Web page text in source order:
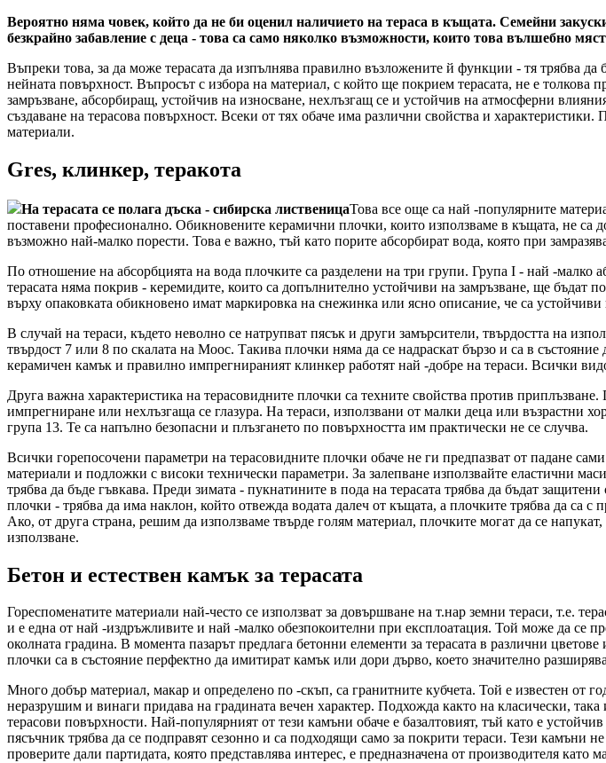
Вероятно няма човек, който да не би оценил наличието на тераса в къщата. Семейни
безкрайно забавление с деца - това са само няколко възможности, които това вълшебно
Въпреки това, за да може терасата да изпълнява правилно възложените й функции - тя трябва
нейната повърхност. Въпросът с избора на материал, с който ще покрием терасата, не е толкова
замръзване, абсорбиращ, устойчив на износване, нехлъзгащ се и устойчив на атмосферни
създаване на терасова повърхност. Всеки от тях обаче има различни свойства и
материали.
Gres, клинкер, теракота
На терасата се полага дъска - сибирска лиственицаТова все още са най -популярните
поставени професионално. Обикновените керамични плочки, които използваме в къщата, не са
възможно най-малко порести. Това е важно, тъй като порите абсорбират вода, която при
По отношение на абсорбцията на вода плочките са разделени на три групи. Група I - най -малко
терасата няма покрив - керемидите, които са допълнително устойчиви на замръзване, ще
върху опаковката обикновено имат маркировка на снежинка или ясно описание, че са устойчиви
В случай на тераси, където неволно се натрупват пясък и други замърсители, твърдостта на
твърдост 7 или 8 по скалата на Моос. Такива плочки няма да се надраскат бързо и са в
керамичен камък и правилно импрегнираният клинкер работят най -добре на тераси. Всички
Друга важна характеристика на терасовидните плочки са техните свойства против
импрегниране или нехлъзгаща се глазура. На тераси, използвани от малки деца или възрастни
група 13. Те са напълно безопасни и плъзгането по повърхността им практически не се случва.
Всички горепосочени параметри на терасовидните плочки обаче не ги предпазват от падане
материали и подложки с високи технически параметри. За залепване използвайте еластични
трябва да бъде гъвкава. Преди зимата - пукнатините в пода на терасата трябва да бъдат
плочки - трябва да има наклон, който отвежда водата далеч от къщата, а плочките трябва да са
Ако, от друга страна, решим да използваме твърде голям материал, плочките могат да се
използване.
Бетон и естествен камък за терасата
Гореспоменатите материали най-често се използват за довършване на т.нар земни тераси, т.е.
и е една от най -издръжливите и най -малко обезпокоителни при експлоатация. Той може да се
околната градина. В момента пазарът предлага бетонни елементи за терасата в различни
плочки са в състояние перфектно да имитират камък или дори дърво, което значително
Много добър материал, макар и определено по -скъп, са гранитните кубчета. Той е известен от
неразрушим и винаги придава на градината вечен характер. Подхожда както на класически,
терасови повърхности. Най-популярният от тези камъни обаче е базалтовият, тъй като е
пясъчник трябва да се подправят сезонно и са подходящи само за покрити тераси. Тези камъни
проверите дали партидата, която представлява интерес, е предназначена от производителя като